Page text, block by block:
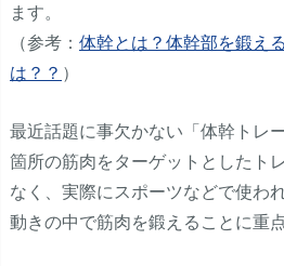
ます。
（参考： 体幹とは？体幹部を鍛え
は？？ ）
最近話題に事欠かない「体幹トレ
箇所の筋肉をターゲットとしたト
なく、実際にスポーツなどで使わ
動きの中で筋肉を鍛えることに重